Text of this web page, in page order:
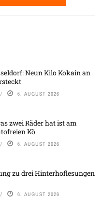
Neun Kilo Kokain an
6. AUGUST 2026
zwei Räder hat ist am
Kö
6. AUGUST 2026
zu drei Hinterhoflesungen
6. AUGUST 2026